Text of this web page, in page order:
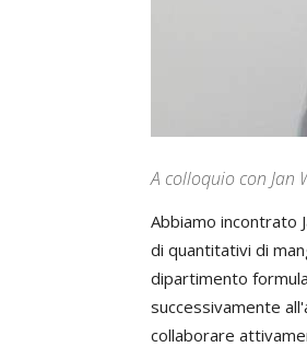
A colloquio con Jan
Abbiamo incontrato
di quantitativi di
dipartimento
successivamente
collaborare